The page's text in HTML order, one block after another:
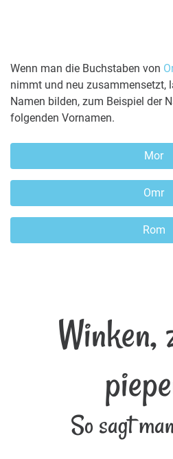
Wenn man die Buchstaben von
nimmt und neu zusammensetzt,
Namen bilden, zum Beispiel der
folgenden Vornamen.
Mor
Omr
Rom
Winken,
So sagt